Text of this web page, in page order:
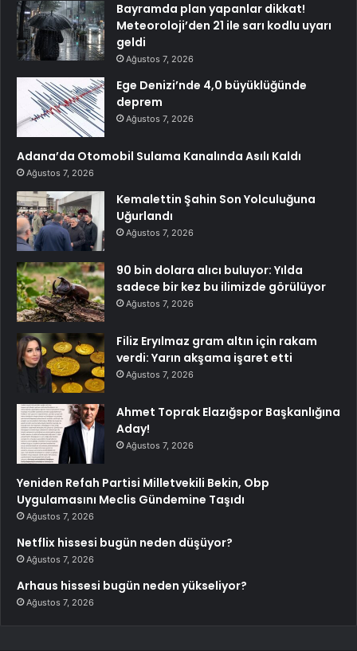
Bayramda plan yapanlar dikkat!
Meteoroloji’den 21 ile sarı kodlu uyarı
geldi
Ağustos 7, 2026
Ege Denizi’nde 4,0 büyüklüğünde
deprem
Ağustos 7, 2026
Adana’da Otomobil Sulama Kanalında Asılı Kaldı
Ağustos 7, 2026
Kemalettin Şahin Son Yolculuğuna
Uğurlandı
Ağustos 7, 2026
90 bin dolara alıcı buluyor: Yılda
sadece bir kez bu ilimizde görülüyor
Ağustos 7, 2026
Filiz Eryılmaz gram altın için rakam
verdi: Yarın akşama işaret etti
Ağustos 7, 2026
Ahmet Toprak Elazığspor Başkanlığına
Aday!
Ağustos 7, 2026
Yeniden Refah Partisi Milletvekili Bekin, Obp
Uygulamasını Meclis Gündemine Taşıdı
Ağustos 7, 2026
Netflix hissesi bugün neden düşüyor?
Ağustos 7, 2026
Arhaus hissesi bugün neden yükseliyor?
Ağustos 7, 2026